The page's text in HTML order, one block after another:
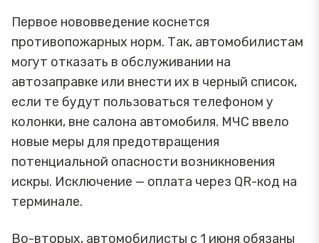
Первое нововведение коснется
противопожарных норм. Так, автомобилистам
могут отказать в обслуживании на
автозаправке или внести их в черный список,
если те будут пользоваться телефоном у
колонки, вне салона автомобиля. МЧС ввело
новые меры для предотвращения
потенциальной опасности возникновения
искры. Исключение — оплата через QR-код на
терминале.
Во-вторых, автомобилисты с 1 июня обязаны